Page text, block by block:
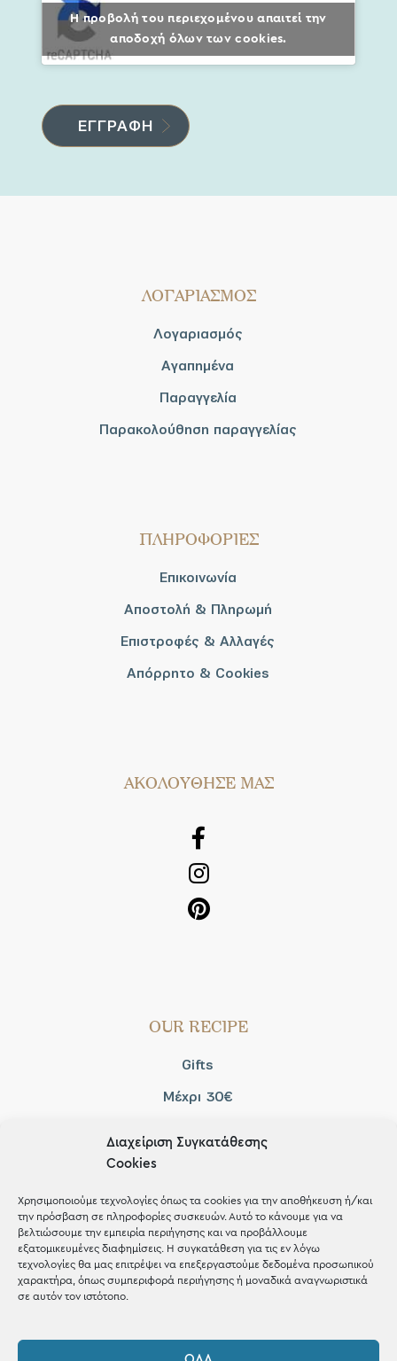
Διαχείριση Συγκατάθεσης
Cookies
Χρησιμοποιούμε τεχνολογίες όπως τα cookies για την αποθήκευση ή/και
την πρόσβαση σε πληροφορίες συσκευών. Αυτό το κάνουμε για να
βελτιώσουμε την εμπειρία περιήγησης και να προβάλλουμε
εξατομικευμένες διαφημίσεις. Η συγκατάθεση για τις εν λόγω
τεχνολογίες θα μας επιτρέψει να επεξεργαστούμε δεδομένα προσωπικού
χαρακτήρα, όπως συμπεριφορά περιήγησης ή μοναδικά αναγνωριστικά
σε αυτόν τον ιστότοπο.
Η προβολή του περιεχομένου απαιτεί την
αποδοχή όλων των cookies.
ΛΟΓΑΡΙΑΣΜΟΣ
Λογαριασμός
Αγαπημένα
Παραγγελία
Παρακολούθηση παραγγελίας
ΠΛΗΡΟΦΟΡΙΕΣ
Επικοινωνία
Αποστολή & Πληρωμή
Επιστροφές & Αλλαγές
Απόρρητο & Cookies
AΚΟΛΟΥΘΗΣΕ ΜΑΣ
OUR RECIPE
Gifts
Μέχρι 30€
Shop the look
ΚΑΤΑΣΤΗΜΑ
2421 217300